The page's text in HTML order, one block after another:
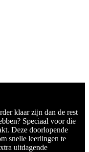
klaar zijn dan de rest
Speciaal voor die
Deze doorlopende
snelle leerlingen te
uitdagende